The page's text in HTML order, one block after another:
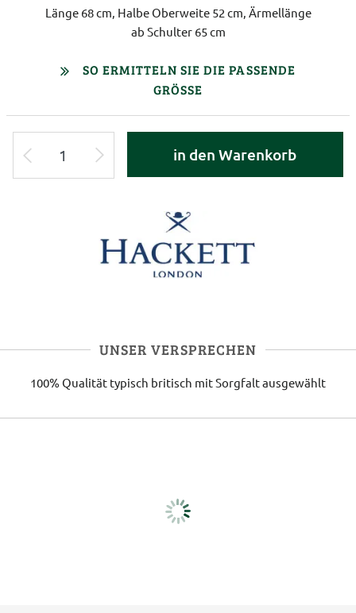
Länge 68 cm, Halbe Oberweite 52 cm, Ärmellänge
ab Schulter 65 cm
SO ERMITTELN SIE DIE PASSENDE
GRÖSSE
in den Warenkorb
UNSER VERSPRECHEN
100% Qualität typisch britisch mit Sorgfalt ausgewählt